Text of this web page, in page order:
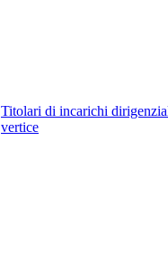
Titolari di incarichi
vertice